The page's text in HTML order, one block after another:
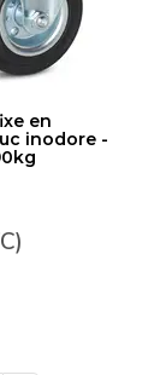
en
inodore -